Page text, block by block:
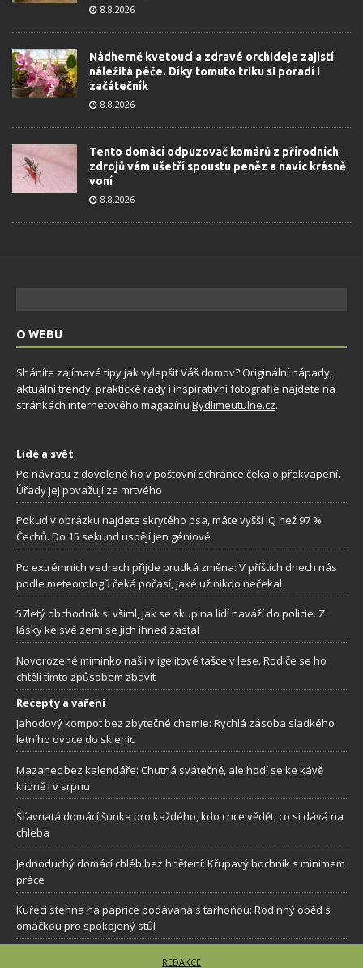
8.8.2026
Nádherně kvetoucí a zdravé orchideje zajistí
náležitá péče. Díky tomuto triku si poradí i
začátečník
8.8.2026
Tento domácí odpuzovač komárů z přírodních
zdrojů vám ušetří spoustu peněz a navíc krásně
voní
8.8.2026
O WEBU
Sháníte zajímavé tipy jak vylepšit Váš domov? Originální nápady,
aktuální trendy, praktické rady i inspirativní fotografie najdete na
stránkách internetového magazínu Bydlimeutulne.cz.
Lidé a svět
Po návratu z dovolené ho v poštovní schránce čekalo překvapení.
Úřady jej považují za mrtvého
Pokud v obrázku najdete skrytého psa, máte vyšší IQ než 97 %
Čechů. Do 15 sekund uspějí jen géniové
Po extrémních vedrech přijde prudká změna: V příštích dnech nás
podle meteorologů čeká počasí, jaké už nikdo nečekal
57letý obchodník si všiml, jak se skupina lidí naváží do policie. Z
lásky ke své zemi se jich ihned zastal
Novorozené miminko našli v igelitové tašce v lese. Rodiče se ho
chtěli tímto způsobem zbavit
Recepty a vaření
Jahodový kompot bez zbytečné chemie: Rychlá zásoba sladkého
letního ovoce do sklenic
Mazanec bez kalendáře: Chutná svátečně, ale hodí se ke kávě
klidně i v srpnu
Šťavnatá domácí šunka pro každého, kdo chce vědět, co si dává na
chleba
Jednoduchý domácí chléb bez hnětení: Křupavý bochník s minimem
práce
Kuřecí stehna na paprice podávaná s tarhoňou: Rodinný oběd s
omáčkou pro spokojený stůl
REDAKCE